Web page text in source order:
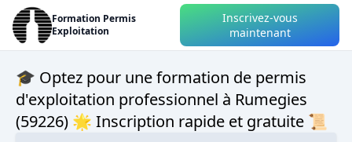
Formation Permis
Exploitation
Inscrivez-vous
maintenant
🎓 Optez pour une formation de permis
d'exploitation professionnel à Rumegies
(59226) 🌟 Inscription rapide et gratuite 📜